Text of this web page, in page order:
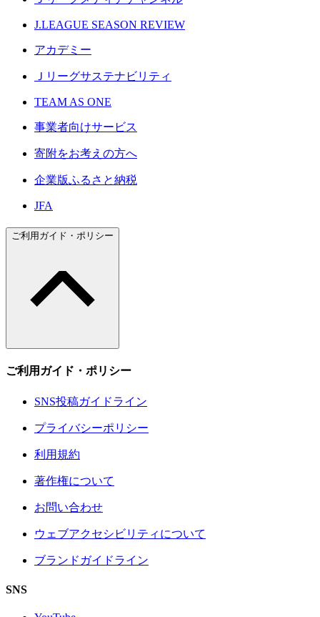
J.LEAGUE SEASON REVIEW
アカデミー
Ｊリーグサステナビリティ
TEAM AS ONE
事業者向けサービス
寄附をお考えの方へ
企業版ふるさと納税
JFA
ご利用ガイド・ポリシー
ご利用ガイド・ポリシー
SNS投稿ガイドライン
プライバシーポリシー
利用規約
著作権について
お問い合わせ
ウェブアクセシビリティについて
ブランドガイドライン
SNS